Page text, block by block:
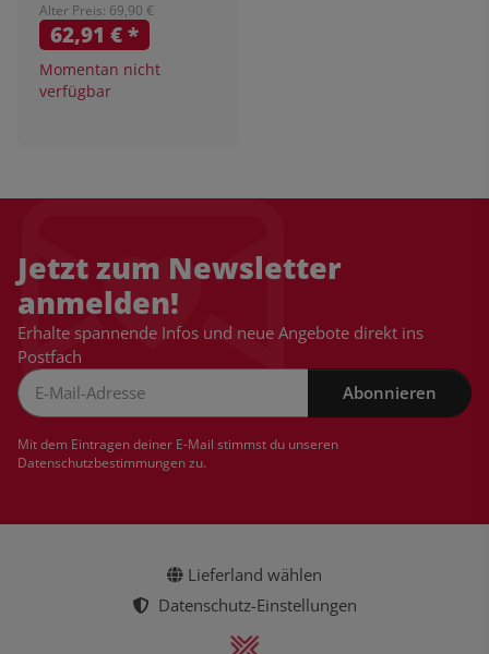
Alter Preis: 69,90 €
62,91 €*
Momentan nicht
verfügbar
Jetzt zum Newsletter
anmelden!
Erhalte spannende Infos und neue Angebote direkt ins
Postfach
Abonnieren
Mit dem Eintragen deiner E-Mail stimmst du unseren
Datenschutzbestimmungenzu.
Lieferland wählen
Datenschutz-Einstellungen